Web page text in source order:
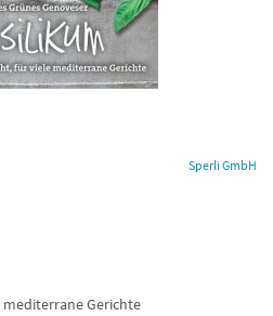
Sperli GmbH
Gerichte